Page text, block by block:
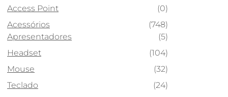
Access Point
(0)
Acessórios
(748)
Apresentadores
(5)
Headset
(104)
Mouse
(32)
Teclado
(24)